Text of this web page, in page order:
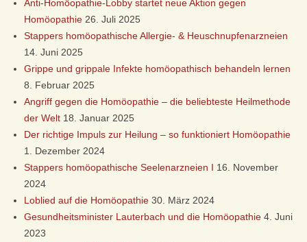
S
S
E
L
D
O
Anti-Homöopathie-Lobby startet neue Aktion gegen
Homöopathie 26. Juli 2025
Stappers homöopathische Allergie- & Heuschnupfenarzneien
14. Juni 2025
Grippe und grippale Infekte homöopathisch behandeln lernen
8. Februar 2025
Angriff gegen die Homöopathie – die beliebteste Heilmethode
der Welt 18. Januar 2025
Der richtige Impuls zur Heilung – so funktioniert Homöopathie
1. Dezember 2024
Stappers homöopathische Seelenarzneien I 16. November
2024
Loblied auf die Homöopathie 30. März 2024
Gesundheitsminister Lauterbach und die Homöopathie 4. Juni
2023